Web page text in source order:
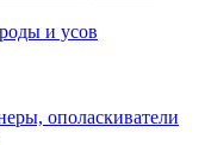
и усов
ополаскиватели